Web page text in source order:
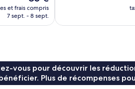
nouveau
prix
et frais compris
7 sept. - 8 sept.
vous pour découvrir les
Plus de récompenses